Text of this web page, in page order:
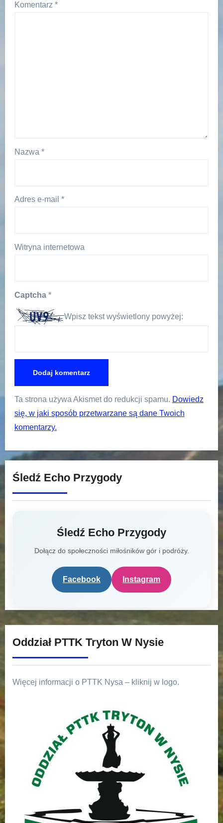
Komentarz *
Nazwa *
Adres e-mail *
Witryna internetowa
Captcha *
Wpisz tekst wyświetlony powyżej:
Ta strona używa Akismet do redukcji spamu. Dowiedz
się, w jaki sposób przetwarzane są dane Twoich
komentarzy.
Śledź Echo Przygody
Śledź Echo Przygody
Dołącz do społeczności miłośników gór i podróży.
Facebook Instagram
Oddział PTTK Tryton W Nysie
Więcej informacji o PTTK Nysa – kliknij w logo.